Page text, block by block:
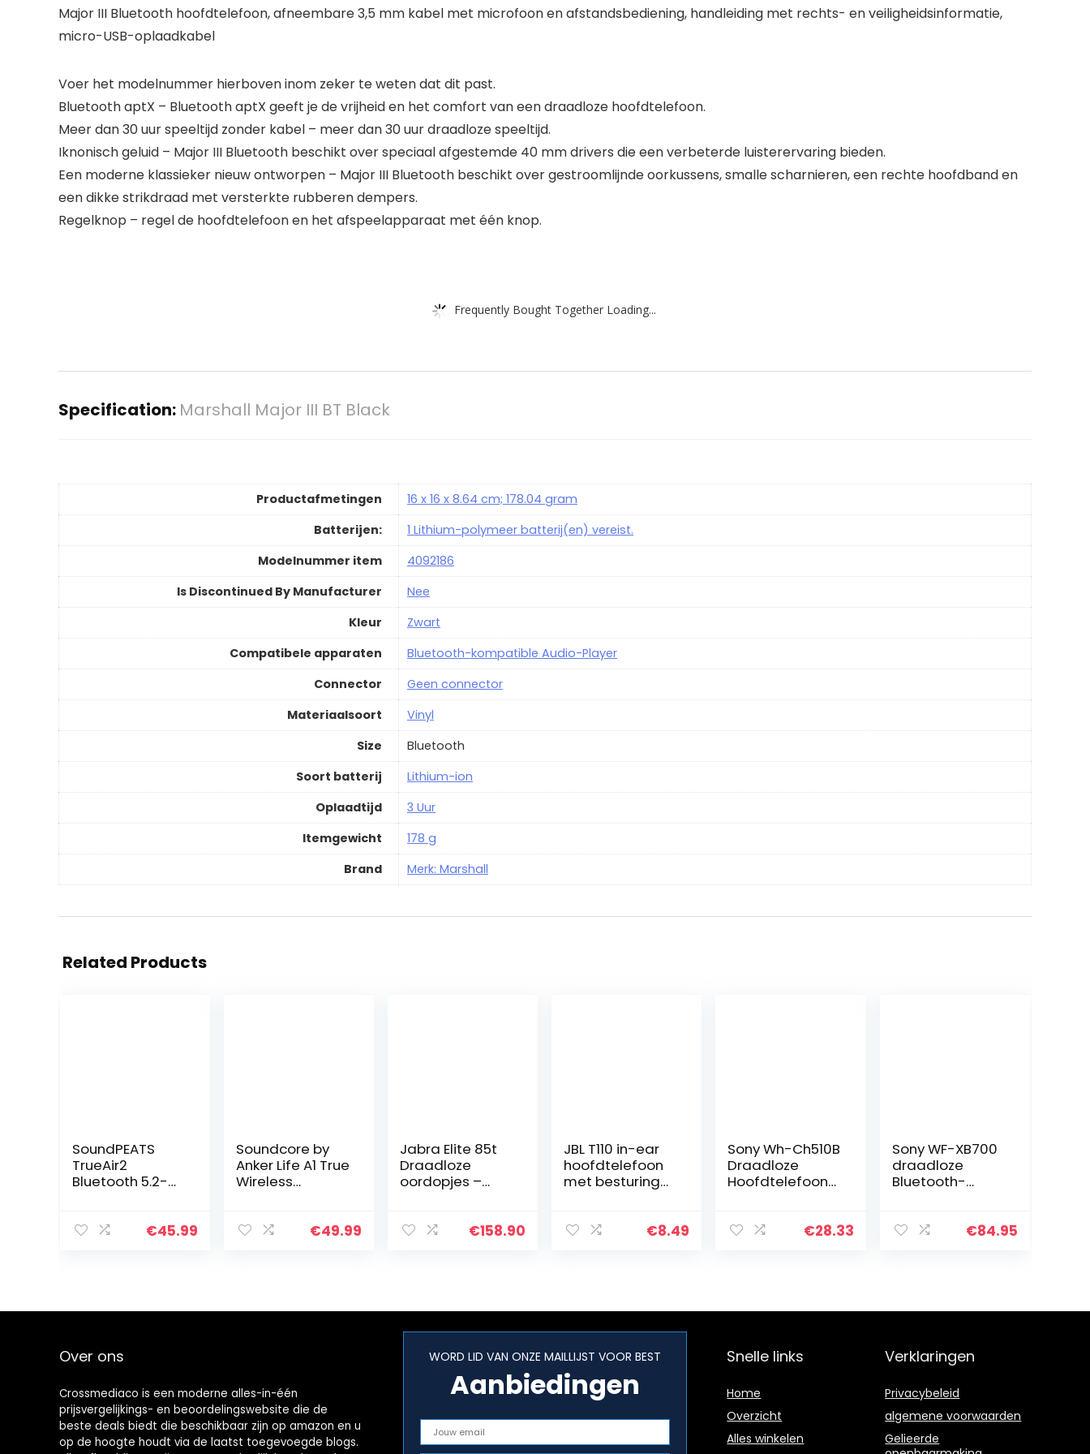
Major III Bluetooth hoofdtelefoon, afneembare 3,5 mm kabel met microfoon en afstandsbediening, handleiding met rechts- en veiligheidsinformatie,
micro-USB-oplaadkabel
Voer het modelnummer hierboven inom zeker te weten dat dit past.
Bluetooth aptX – Bluetooth aptX geeft je de vrijheid en het comfort van een draadloze hoofdtelefoon.
Meer dan 30 uur speeltijd zonder kabel – meer dan 30 uur draadloze speeltijd.
Iknonisch geluid – Major III Bluetooth beschikt over speciaal afgestemde 40 mm drivers die een verbeterde luisterervaring bieden.
Een moderne klassieker nieuw ontworpen – Major III Bluetooth beschikt over gestroomlijnde oorkussens, smalle scharnieren, een rechte hoofdband en
een dikke strikdraad met versterkte rubberen dempers.
Regelknop – regel de hoofdtelefoon en het afspeelapparaat met één knop.
Frequently Bought Together Loading...
Specification: Marshall Major III BT Black
Productafmetingen
‎16 x 16 x 8.64 cm; 178.04 gram
Batterijen:
‎1 Lithium-polymeer batterij(en) vereist.
Modelnummer item
‎4092186
Is Discontinued By Manufacturer
‎Nee
Kleur
‎Zwart
Compatibele apparaten
‎Bluetooth-kompatible Audio-Player
Connector
‎Geen connector
Materiaalsoort
‎Vinyl
Size
‎Bluetooth
Soort batterij
‎Lithium-ion
Oplaadtijd
‎3 Uur
Itemgewicht
‎178 g
Brand
Merk: Marshall
Related Products
SoundPEATS
TrueAir2
Bluetooth 5.2-
Bluetooth- €45.99
Soundcore by
Anker Life A1 True
Wireless
aangepast
snelladen…
€49.99
Jabra Elite 85t
Draadloze
oordopjes –
Active Noise
€158.90
JBL T110 in-ear
hoofdtelefoon
met besturing
€8.49
Sony Wh-Ch510B
Draadloze
Hoofdtelefoon
quick charge,
€28.33
Sony WF-XB700
draadloze
Bluetooth-
18 uur en snel
€84.95
Over ons
Crossmediaco is een moderne alles-in-één
prijsvergelijkings- en beoordelingswebsite die de
beste deals biedt die beschikbaar zijn op amazon en u
op de hoogte houdt via de laatst toegevoegde blogs.
WORD LID VAN ONZE MAILLIJST VOOR BEST
Aanbiedingen
Snelle links
Home
Overzicht
Alles winkelen
Verklaringen
Privacybeleid
algemene voorwaarden
Gelieerde